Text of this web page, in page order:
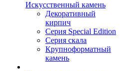
Искусственный камень
Декоративный
кирпич
Серия Special Edition
Серия скала
Крупноформатный
камень